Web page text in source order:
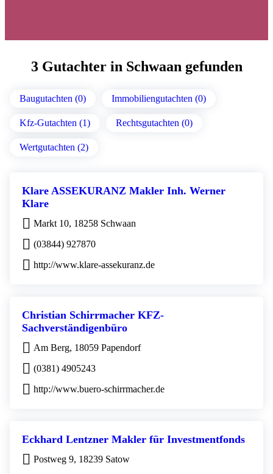
3 Gutachter in Schwaan gefunden
Baugutachten (0) Immobiliengutachten (0)
Kfz-Gutachten (1) Rechtsgutachten (0)
Wertgutachten (2)
Klare ASSEKURANZ Makler Inh. Werner
Klare
Markt 10, 18258 Schwaan
(03844) 927870
http://www.klare-assekuranz.de
Christian Schirrmacher KFZ-
Sachverständigenbüro
Am Berg, 18059 Papendorf
(0381) 4905243
http://www.buero-schirrmacher.de
Eckhard Lentzner Makler für Investmentfonds
Postweg 9, 18239 Satow